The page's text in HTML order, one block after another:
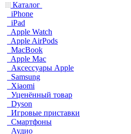
Каталог
iPhone
iPad
Apple Watch
Apple AirPods
MacBook
Apple Mac
Аксессуары Apple
Samsung
Xiaomi
Уценённый товар
Dyson
Игровые приставки
Смартфоны
Аудио